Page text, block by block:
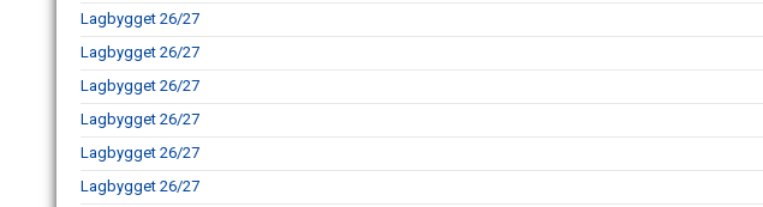
Lagbygget 26/27
Lagbygget 26/27
Lagbygget 26/27
Lagbygget 26/27
Lagbygget 26/27
Lagbygget 26/27